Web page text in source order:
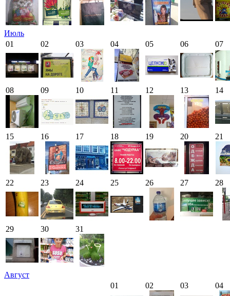
Июль
01
02 03 04 05 06 07
08 09 10 11 12 13 14
15 16 17 18 19 20 21
22 23 24 25 26 27 28
29 30 31
Август
01
02 03 04